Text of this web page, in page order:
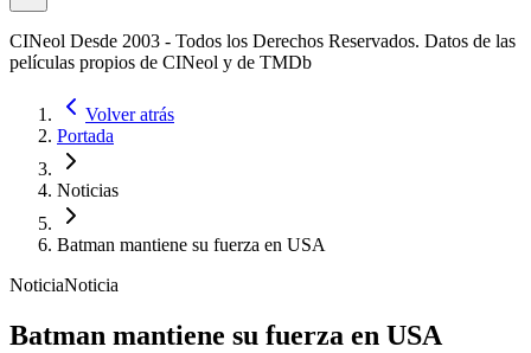
CINeol Desde 2003 - Todos los Derechos Reservados. Datos de las
películas propios de CINeol y de TMDb
Volver atrás
Portada
Noticias
Batman mantiene su fuerza en USA
NoticiaNoticia
Batman mantiene su fuerza en USA